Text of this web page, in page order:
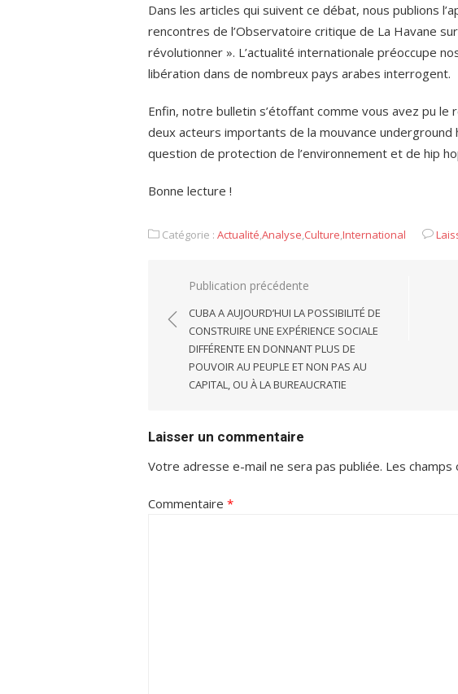
Dans les articles qui suivent ce débat, nous publions
rencontres de l’Observatoire critique de La Havane
révolutionner ». L’actualité internationale préoccupe
libération dans de nombreux pays arabes interrogent.
Enfin, notre bulletin s’étoffant comme vous avez pu le
deux acteurs importants de la mouvance
question de protection de l’environnement et de hip
Bonne lecture !
Catégorie : Actualité,Analyse,Culture,International
Navigation
de
l’article
Publication précédente
CUBA A AUJOURD’HUI LA POSSIBILITÉ DE
CONSTRUIRE UNE EXPÉRIENCE SOCIALE
DIFFÉRENTE EN DONNANT PLUS DE
POUVOIR AU PEUPLE ET NON PAS AU
CAPITAL, OU À LA BUREAUCRATIE
Laisser un commentaire
Votre adresse e-mail ne sera pas publiée. Les
Commentaire *